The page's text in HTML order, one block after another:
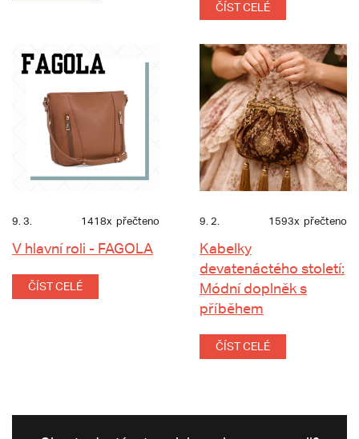
ČÍST CELÉ
9. 3. 1418x přečteno
V hlavní roli - FAGOLA
ČÍST CELÉ
9. 2. 1593x přečteno
Kabelky
devatenáctého století:
Módní doplněk s
příběhem
ČÍST CELÉ